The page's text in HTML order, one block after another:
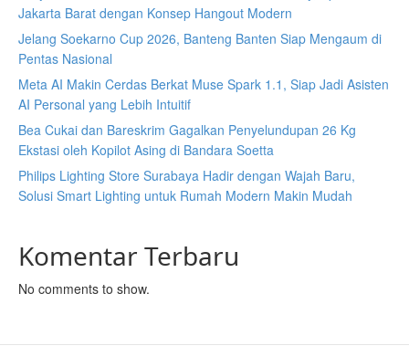
Jakarta Barat dengan Konsep Hangout Modern
Jelang Soekarno Cup 2026, Banteng Banten Siap Mengaum di
Pentas Nasional
Meta AI Makin Cerdas Berkat Muse Spark 1.1, Siap Jadi Asisten
AI Personal yang Lebih Intuitif
Bea Cukai dan Bareskrim Gagalkan Penyelundupan 26 Kg
Ekstasi oleh Kopilot Asing di Bandara Soetta
Philips Lighting Store Surabaya Hadir dengan Wajah Baru,
Solusi Smart Lighting untuk Rumah Modern Makin Mudah
Komentar Terbaru
No comments to show.